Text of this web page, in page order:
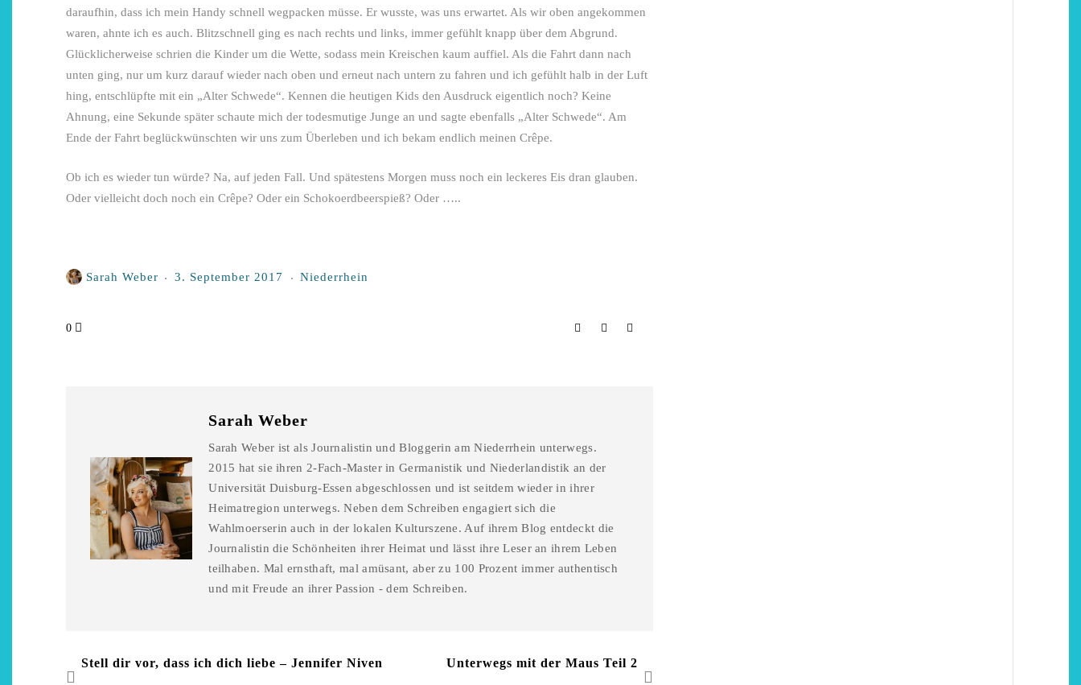
daraufhin, dass ich mein Handy schnell wegpacken müsse. Er wusste, was uns erwartet. Als wir oben angekommen
waren, ahnte ich es auch. Blitzschnell ging es nach rechts und links, immer gefühlt knapp über dem Abgrund.
Glücklicherweise schrien die Kinder um die Wette, sodass mein Kreischen kaum auffiel. Als die Fahrt dann nach
unten ging, nur um kurz darauf wieder nach oben und erneut nach untern zu fahren und ich gefühlt halb in der Luft
hing, entschlüpfte mit ein „Alter Schwede“. Kennen die heutigen Kids den Ausdruck eigentlich noch? Keine
Ahnung, eine Sekunde später schaute mich der todesmutige Junge an und sagte ebenfalls „Alter Schwede“. Am
Ende der Fahrt beglückwünschten wir uns zum Überleben und ich bekam endlich meinen Crêpe.
Ob ich es wieder tun würde? Na, auf jeden Fall. Und spätestens Morgen muss noch ein leckeres Eis dran glauben.
Oder vielleicht doch noch ein Crêpe? Oder ein Schokoerdbeerspieß? Oder …..
Sarah Weber 3. September 2017 Niederrhein
0
Sarah Weber
Sarah Weber ist als Journalistin und Bloggerin am Niederrhein unterwegs.
2015 hat sie ihren 2-Fach-Master in Germanistik und Niederlandistik an der
Universität Duisburg-Essen abgeschlossen und ist seitdem wieder in ihrer
Heimatregion unterwegs. Neben dem Schreiben engagiert sich die
Wahlmoerserin auch in der lokalen Kulturszene. Auf ihrem Blog entdeckt die
Journalistin die Schönheiten ihrer Heimat und lässt ihre Leser an ihrem Leben
teilhaben. Mal ernsthaft, mal amüsant, aber zu 100 Prozent immer authentisch
und mit Freude an ihrer Passion - dem Schreiben.
Stell dir vor, dass ich dich liebe – Jennifer Niven Unterwegs mit der Maus Teil 2